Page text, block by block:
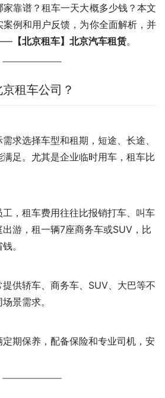
靠谱？租车一天大概多少钱？本文
例和用户反馈，为你全面解析，并
【北京租车】北京汽车租赁。
租车公司？
求选择车型和租期，短途、长途、
足。尤其是企业临时用车，租车比
，租车费用往往比报销打车、叫车
游，租一辆7座商务车或SUV，比
。
供轿车、商务车、SUV、大巴等不
景需求。
期保养，配备保险和专业司机，安